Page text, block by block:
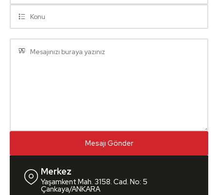
Merkez
Yaşamkent Mah. 3158. Cad. No: 5
Çankaya/ANKARA